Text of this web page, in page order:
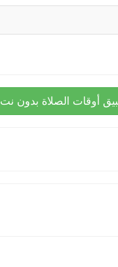
أوقات الصلاة بدون نت